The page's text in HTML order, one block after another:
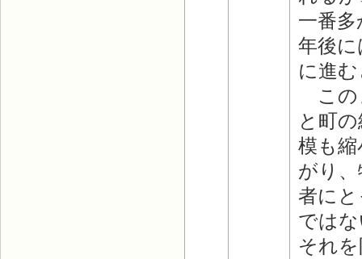
一番
年後
に進
この
と町
模も
がり
者に
では
それ